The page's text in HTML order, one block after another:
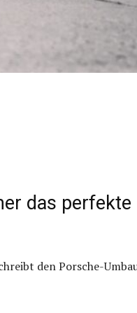
das perfekte
den Porsche-